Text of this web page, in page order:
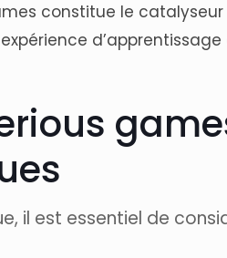
constitue le
il est essentiel de